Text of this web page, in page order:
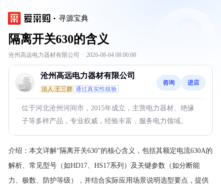
寻源宝典
隔离开关630的含义
沧州高远电力器材有限公司 · 2026-08-04 08:00:00
沧州高远电力器材有限公司
法人:王三群 通过真实性核验
咨询 进店
位于河北沧州河间市，2015年成立，主营电力器材、绝缘
子等多样产品，专业权威，经验丰富，服务电力领域。
介绍： 本文详解“隔离开关630”的核心含义，包括其额定电流630A的
解析、常见型号（如HD17、HS17系列）及关键参数（如分断能
力、极数、防护等级），并结合实际应用场景说明选型要点，提供